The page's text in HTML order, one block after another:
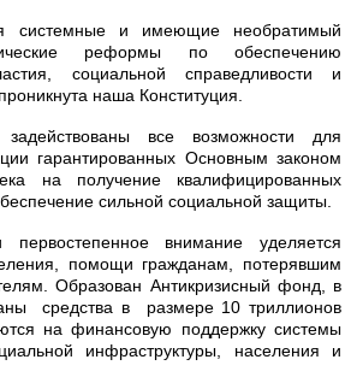
системные и имеющие необратимый
реформы по обеспечению
социальной справедливости и
наша Конституция.
все возможности для
гарантированных Основным законом
на получение квалифицированных
сильной социальной защиты.
внимание уделяется
помощи гражданам, потерявшим
Образован Антикризисный фонд, в
средства в размере 10 триллионов
на финансовую поддержку системы
инфраструктуры, населения и